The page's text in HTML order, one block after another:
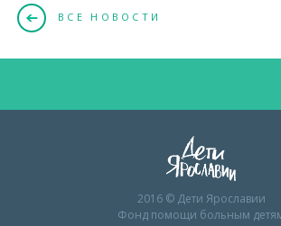
ВСЕ НОВОСТИ
2016 © Дети Ярославии
Фонд помощи больным